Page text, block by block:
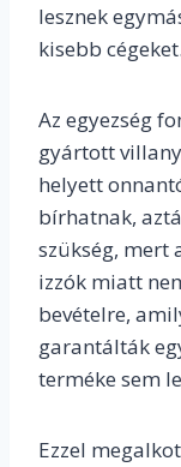
lesznek
kisebb cégeket.
Az egyezség
gyártott
helyett
bírhatnak,
szükség, mert
izzók miatt
bevételre,
garantálták
terméke sem
Ezzel